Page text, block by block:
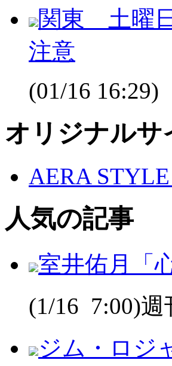
関東 土曜
注意
(01/16 16:29)
オリジナルサ
AERA
人気の記事
室井佑月「
(1/16 7:00)週
ジム・ロジ